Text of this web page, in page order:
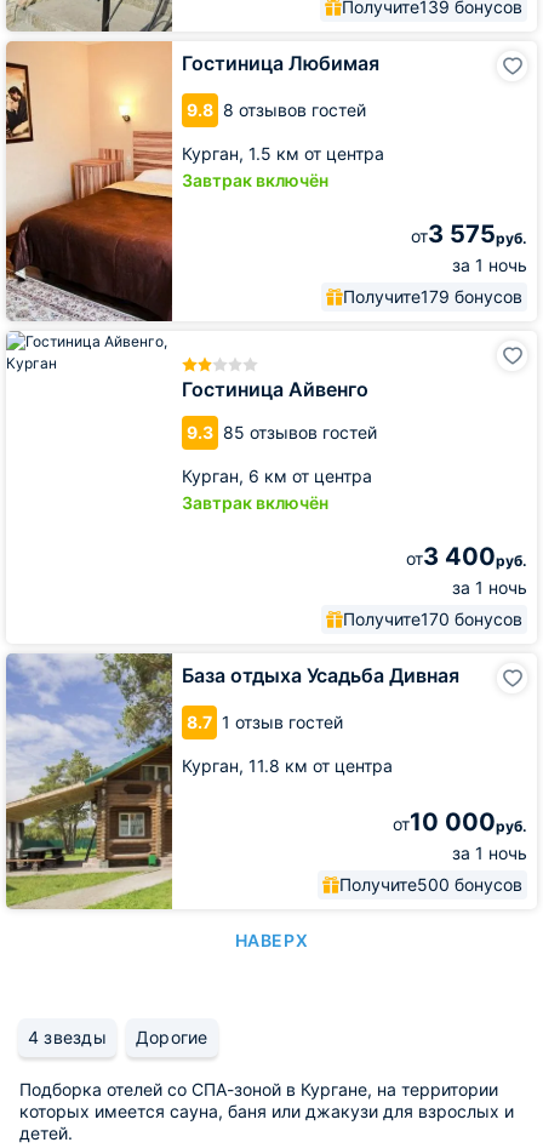
Получите139 бонусов
Гостиница Любимая
9.8 8 отзывов гостей
Курган, 1.5 км от центра
Завтрак включён
от3 575руб.
за 1 ночь
Получите179 бонусов
Гостиница
Любимая
Гостиница Айвенго
9.3 85 отзывов гостей
Курган, 6 км от центра
Завтрак включён
от3 400руб.
за 1 ночь
Получите170 бонусов
Гостиница
Айвенго
База отдыха Усадьба Дивная
8.7 1 отзыв гостей
Курган, 11.8 км от центра
от10 000руб.
за 1 ночь
Получите500 бонусов
База
отдыха
Усадьба
Дивная
НАВЕРХ
4 звезды Дорогие
Подборка отелей со СПА-зоной в Кургане, на территории
которых имеется сауна, баня или джакузи для взрослых и
детей.